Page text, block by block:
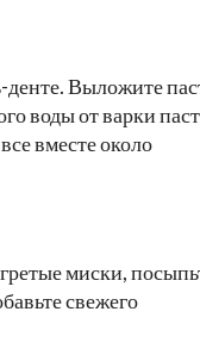
денте. Выложите
воды от варки
вместе около
миски,
свежего